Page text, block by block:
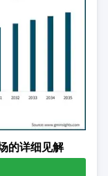
的详细见解